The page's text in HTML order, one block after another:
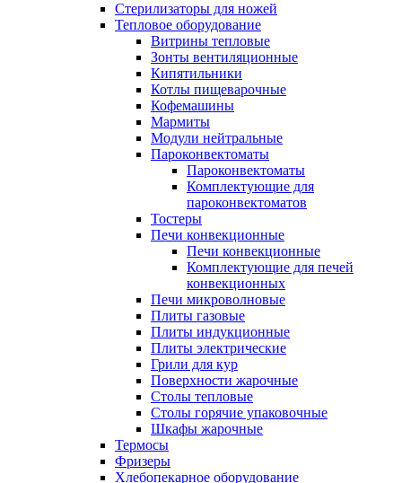
Стерилизаторы для ножей
Тепловое оборудование
Витрины тепловые
Зонты вентиляционные
Кипятильники
Котлы пищеварочные
Кофемашины
Мармиты
Модули нейтральные
Пароконвектоматы
Пароконвектоматы
Комплектующие для
пароконвектоматов
Тостеры
Печи конвекционные
Печи конвекционные
Комплектующие для печей
конвекционных
Печи микроволновые
Плиты газовые
Плиты индукционные
Плиты электрические
Грили для кур
Поверхности жарочные
Столы тепловые
Столы горячие упаковочные
Шкафы жарочные
Термосы
Фризеры
Хлебопекарное оборудование